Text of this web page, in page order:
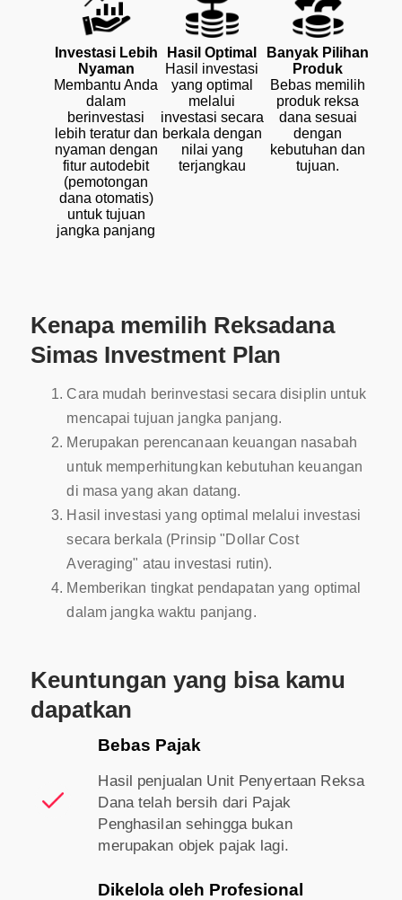
Investasi Lebih
Nyaman
Membantu Anda
dalam
berinvestasi
lebih teratur dan
nyaman dengan
fitur autodebit
(pemotongan
dana otomatis)
untuk tujuan
jangka panjang
Hasil Optimal
Hasil investasi
yang optimal
melalui
investasi secara
berkala dengan
nilai yang
terjangkau
Banyak Pilihan
Produk
Bebas memilih
produk reksa
dana sesuai
dengan
kebutuhan dan
tujuan.
Kenapa memilih Reksadana
Simas Investment Plan
Cara mudah berinvestasi secara disiplin untuk
mencapai tujuan jangka panjang.
Merupakan perencanaan keuangan nasabah
untuk memperhitungkan kebutuhan keuangan
di masa yang akan datang.
Hasil investasi yang optimal melalui investasi
secara berkala (Prinsip "Dollar Cost
Averaging" atau investasi rutin).
Memberikan tingkat pendapatan yang optimal
dalam jangka waktu panjang.
Keuntungan yang bisa kamu
dapatkan
Bebas Pajak
Hasil penjualan Unit Penyertaan Reksa
Dana telah bersih dari Pajak
Penghasilan sehingga bukan
merupakan objek pajak lagi.
Dikelola oleh Profesional